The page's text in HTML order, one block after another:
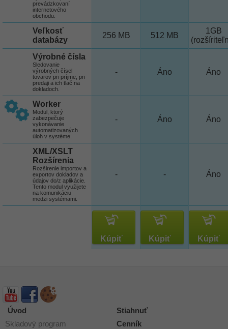
prevádzkovaní
internetového
obchodu.
Veľkosť
databázy
256 MB 512 MB
1GB
Výrobné čísla
Sledovanie
výrobných čísel
tovarov pri príjme, pri
predaji a ich tlač na
dokladoch.
- Áno Áno
Worker
Modul, ktorý
zabezpečuje
vykonávanie
automatizovaných
úloh v systéme.
- Áno Áno
XML/XSLT
Rozšírenia
Rozširenie importov a
exportov dokladov a
údajov do/z aplikácie.
Tento modul využijete
na komunikáciu
medzi systémami.
- - Áno
Kúpiť Kúpiť Kúpiť
Úvod
Skladový program
Stiahnuť
Cenník